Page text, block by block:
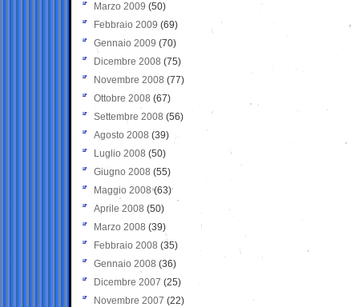
Marzo 2009 (50)
Febbraio 2009 (69)
Gennaio 2009 (70)
Dicembre 2008 (75)
Novembre 2008 (77)
Ottobre 2008 (67)
Settembre 2008 (56)
Agosto 2008 (39)
Luglio 2008 (50)
Giugno 2008 (55)
Maggio 2008(63)
Aprile 2008 (50)
Marzo 2008 (39)
Febbraio 2008 (35)
Gennaio 2008 (36)
Dicembre 2007 (25)
Novembre 2007 (22)